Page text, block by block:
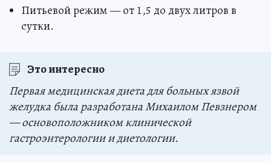
Питьевой режим — от 1,5 до двух литров в
сутки.
Это интересно
Первая медицинская диета для больных язвой
желудка была разработана Михаилом Певзнером
— основоположником клинической
гастроэнтерологии и диетологии.